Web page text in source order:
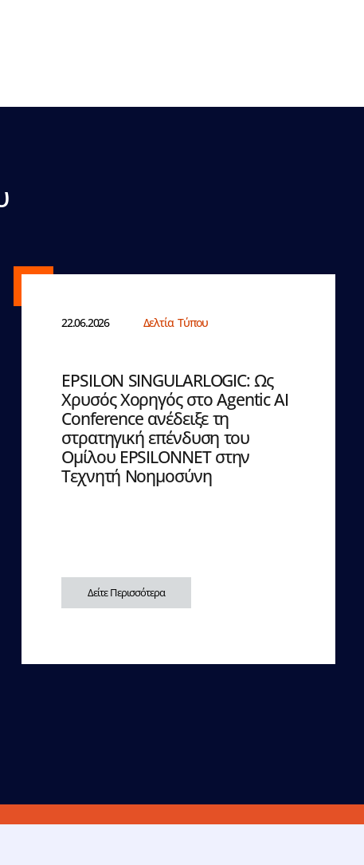
22.06.2026 Δελτία Τύπου
EPSILON SINGULARLOGIC: Ως
Χρυσός Χορηγός στο Agentic AI
Conference ανέδειξε τη
στρατηγική επένδυση του
Ομίλου EPSILONNET στην
Τεχνητή Νοημοσύνη
Δείτε Περισσότερα